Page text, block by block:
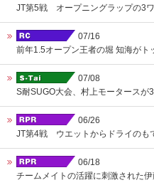
JT第5戦 オープニングラップの3
07/16
前年1.5オープン王者の堀 知海がト
07/08
S耐SUGO大会、村上モータースが
06/26
JT第4戦 ウエットからドライのも
06/18
チームメイトの活躍に刺激された